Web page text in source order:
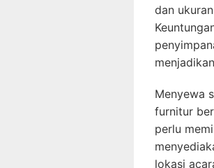
dan
Menyewa
furnitur
perlu
lokasi